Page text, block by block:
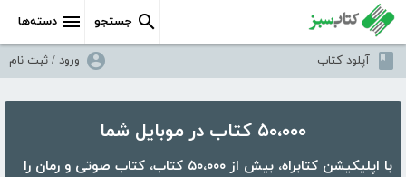
دسته‌ها جستجو
آپلود کتاب ورود / ثبت نام
۵۰،۰۰۰ کتاب در موبایل شما
با اپلیکیشن کتابراه، بیش از ۵۰،۰۰۰ کتاب، کتاب صوتی و رمان را